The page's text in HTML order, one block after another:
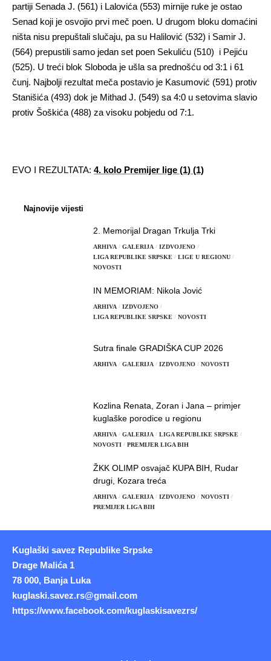
partiji Senada J. (561) i Lalovića (553) mirnije ruke je ostao
Senad koji je osvojio prvi meč poen. U drugom bloku domaćini
ništa nisu prepuštali slučaju, pa su Halilović (532) i Samir J.
(564) prepustili samo jedan set poen Sekuliću (510) i Pejiću
(525). U treći blok Sloboda je ušla sa prednošću od 3:1 i 61
čunj. Najbolji rezultat meča postavio je Kasumović (591) protiv
Stanišića (493) dok je Mithad J. (549) sa 4:0 u setovima slavio
protiv Šoškića (488) za visoku pobjedu od 7:1.
EVO I REZULTATA: 4. kolo Premijer lige (1) (1)
Najnovije vijesti
2. Memorijal Dragan Trkulja Trki
ARHIVA GALERIJA
IZDVOJENO
LIGA REPUBLIKE SRPSKE
LIGE U REGIONU
NOVOSTI
IN MEMORIAM: Nikola Jović
ARHIVA
IZDVOJENO
LIGA REPUBLIKE SRPSKE
NOVOSTI
Sutra finale GRADIŠKA CUP 2026
ARHIVA GALERIJA IZDVOJENO NOVOSTI
Kozlina Renata, Zoran i Jana – primjer
kuglaške porodice u regionu
ARHIVA GALERIJA
LIGA REPUBLIKE SRPSKE
NOVOSTI
PREMIJER LIGA BIH
ŽKK OLIMP osvajač KUPA BIH, Rudar
drugi, Kozara treća
ARHIVA GALERIJA IZDVOJENO
NOVOSTI
PREMIJER LIGA BIH
Kuglaški savez Republike Srpske
Drage Malića 1
78 000, Banja Luka
kuglaski.savez.rs@gmail.com
https://www.facebook.com/kuglaskisavezrs/